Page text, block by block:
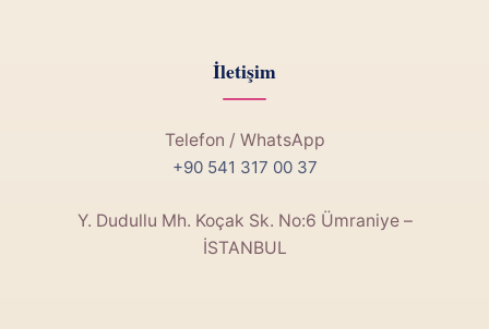
İletişim
Telefon / WhatsApp
+90 541 317 00 37
Y. Dudullu Mh. Koçak Sk. No:6 Ümraniye –
İSTANBUL